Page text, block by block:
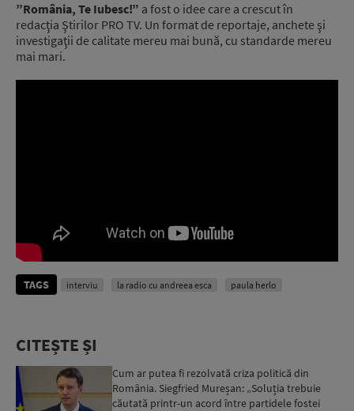
”România, Te Iubesc!” a fost o idee care a crescut în
redacţia Ştirilor PRO TV. Un format de reportaje, anchete şi
investigaţii de calitate mereu mai bună, cu standarde mereu
mai mari.
TAGS interviu la radio cu andreea esca paula herlo
CITEȘTE ȘI
Cum ar putea fi rezolvată criza politică din
România. Siegfried Mureșan: „Soluția trebuie
căutată printr-un acord între partidele fostei